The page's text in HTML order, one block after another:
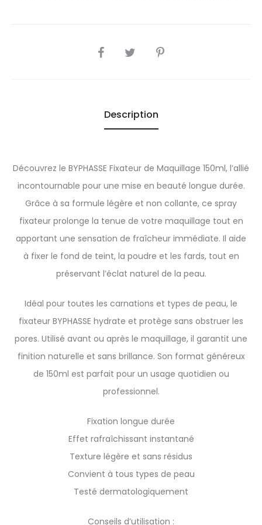
SHARE
Description
Découvrez le BYPHASSE Fixateur de Maquillage 150ml, l’allié
incontournable pour une mise en beauté longue durée.
Grâce à sa formule légère et non collante, ce spray
fixateur prolonge la tenue de votre maquillage tout en
apportant une sensation de fraîcheur immédiate. Il aide
à fixer le fond de teint, la poudre et les fards, tout en
préservant l’éclat naturel de la peau.
Idéal pour toutes les carnations et types de peau, le
fixateur BYPHASSE hydrate et protège sans obstruer les
pores. Utilisé avant ou après le maquillage, il garantit une
finition naturelle et sans brillance. Son format généreux
de 150ml est parfait pour un usage quotidien ou
professionnel.
Fixation longue durée
Effet rafraîchissant instantané
Texture légère et sans résidus
Convient à tous types de peau
Testé dermatologiquement
Conseils d’utilisation :